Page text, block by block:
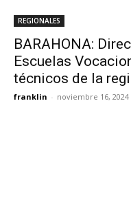
REGIONALES
BARAHONA:
Escuelas
técnicos de la
franklin - noviembre 16, 2024